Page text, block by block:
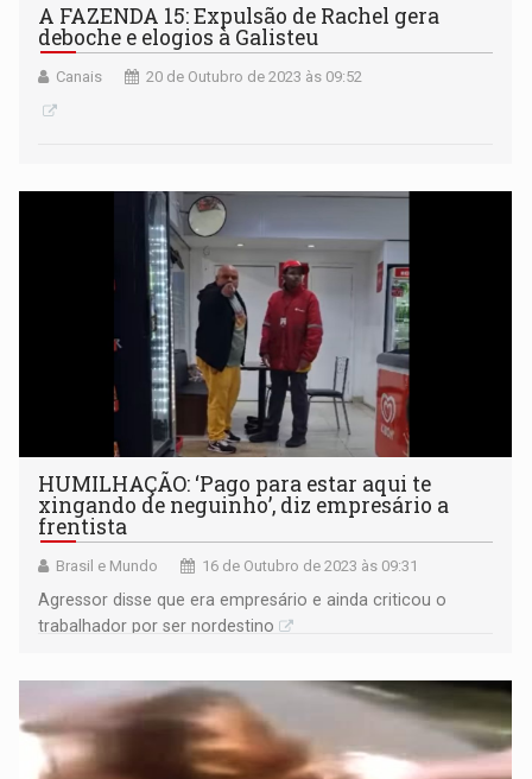
A FAZENDA 15: Expulsão de Rachel gera
deboche e elogios à Galisteu
Canais 20 de Outubro de 2023 às 09:52
HUMILHAÇÃO: ‘Pago para estar aqui te
xingando de neguinho’, diz empresário a
frentista
Brasil e Mundo 16 de Outubro de 2023 às 09:31
Agressor disse que era empresário e ainda criticou o
trabalhador por ser nordestino